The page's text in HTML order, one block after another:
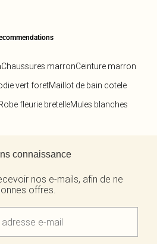
Chaussures marronCeinture marron
vert foretMaillot de bain cotele
fleurie bretelleMules blanches
connaissance
nos e-mails, afin de ne
offres.